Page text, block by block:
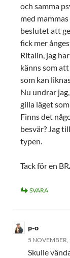
och samma
med
beslutet att
fick mer
Ritalin, jag
känns som
som kan
Nu undrar
gilla läget
Finns det
besvär? Jag
typen.
Tack för en
SVARA
p-o
5
Skulle